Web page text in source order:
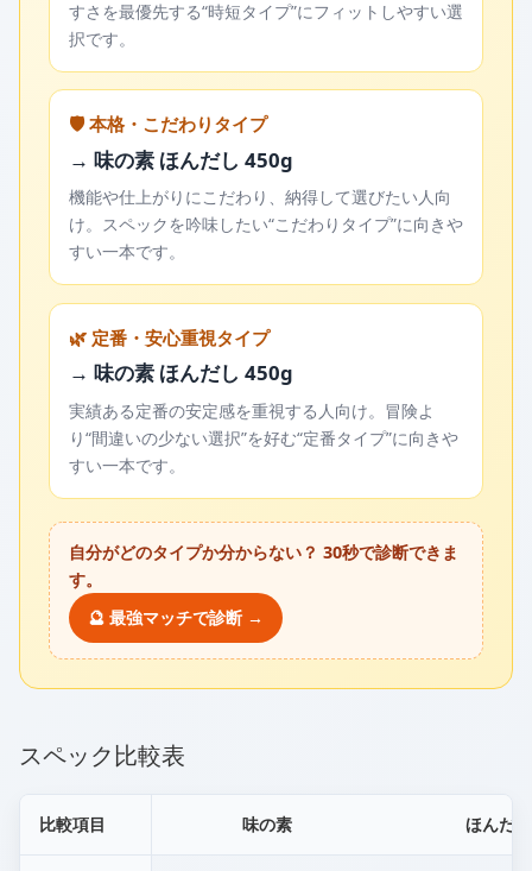
すさを最優先する“時短タイプ”にフィットしやすい選
択です。
🛡️ 本格・こだわりタイプ
→ 味の素 ほんだし 450g
機能や仕上がりにこだわり、納得して選びたい人向
け。スペックを吟味したい“こだわりタイプ”に向きや
すい一本です。
🌿 定番・安心重視タイプ
→ 味の素 ほんだし 450g
実績ある定番の安定感を重視する人向け。冒険よ
り“間違いの少ない選択”を好む“定番タイプ”に向きや
すい一本です。
自分がどのタイプか分からない？ 30秒で診断できま
す。
🔮 最強マッチで診断 →
スペック比較表
比較項目 味の素 ほんだし